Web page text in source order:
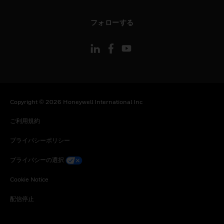
フォローする
Copyright © 2026 Honeywell International Inc
ご利用規約
プライバシーポリシー
プライバシーの選択
Cookie Notice
配信停止